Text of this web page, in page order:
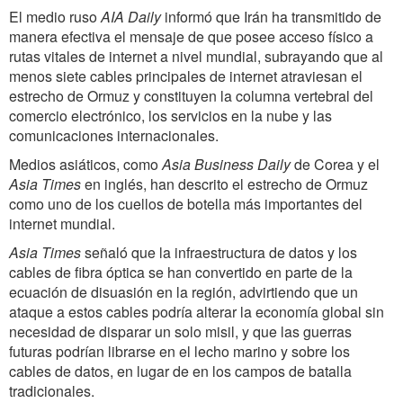
El medio rusoAIA Dailyinformó que Irán ha transmitido de
manera efectiva el mensaje de que posee acceso físico a
rutas vitales de internet a nivel mundial, subrayando que al
menos siete cables principales de internet atraviesan el
estrecho de Ormuz y constituyen la columna vertebral del
comercio electrónico, los servicios en la nube y las
comunicaciones internacionales.
Medios asiáticos, comoAsia Business Dailyde Corea y el
Asia Timesen inglés, han descrito el estrecho de Ormuz
como uno de los cuellos de botella más importantes del
internet mundial.
Asia Timesseñaló que la infraestructura de datos y los
cables de fibra óptica se han convertido en parte de la
ecuación de disuasión en la región, advirtiendo que un
ataque a estos cables podría alterar la economía global sin
necesidad de disparar un solo misil, y que las guerras
futuras podrían librarse en el lecho marino y sobre los
cables de datos, en lugar de en los campos de batalla
tradicionales.